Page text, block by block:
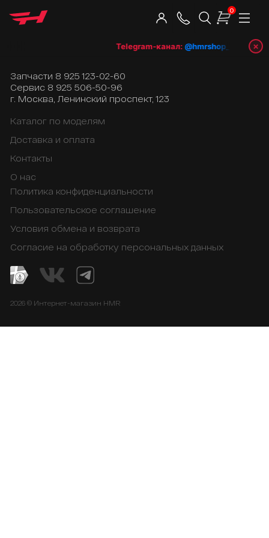
0
Telegram-канал:@hmrshop_ru 👈 ×
Запчасти 8 925 123-02-60
Сервис 8 925 506-50-96
г. Москва, Ленинский проспект, 123
Каталог по моделям
Доставка и оплата
Контакты
О нас
Политика конфиденциальности
Пользовательское соглашение
Условия обмена и возврата
Согласие на обработку персональных данных
2026 © Интернет-магазин HMR